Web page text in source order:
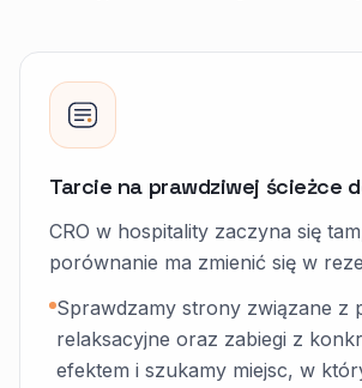
Tarcie na prawdziwej ścieżce
CRO w hospitality zaczyna się
porównanie ma zmienić się w
Sprawdzamy strony związane z
relaksacyjne oraz zabiegi z
efektem i szukamy miejsc, w